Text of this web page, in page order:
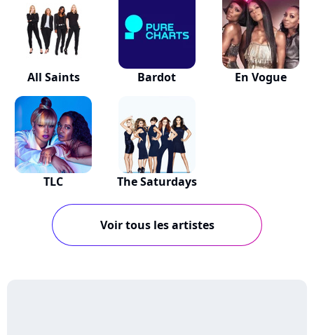
All Saints Bardot En Vogue
TLC The Saturdays
Voir tous les artistes